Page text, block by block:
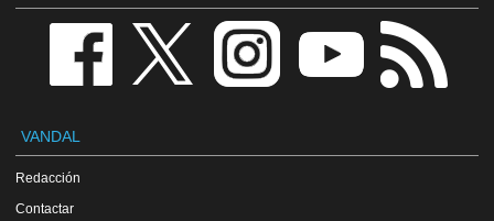
VANDAL
Redacción
Contactar